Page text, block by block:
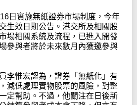
日實施無紙證券市場制度，今年
生效日期公告。港交所及相關股
場相關系統及流程，已進入開發
參與者將於未來數月內獲邀參與
李惟宏認為，證券「無紙化」有
減低處理實物股票的風險，對整
定幫助。不過，他關注在日後新